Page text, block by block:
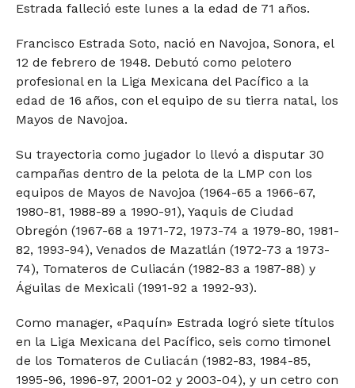
Estrada falleció este lunes a la edad de 71 años.
Francisco Estrada Soto, nació en Navojoa, Sonora, el
12 de febrero de 1948. Debutó como pelotero
profesional en la Liga Mexicana del Pacífico a la
edad de 16 años, con el equipo de su tierra natal, los
Mayos de Navojoa.
Su trayectoria como jugador lo llevó a disputar 30
campañas dentro de la pelota de la LMP con los
equipos de Mayos de Navojoa (1964-65 a 1966-67,
1980-81, 1988-89 a 1990-91), Yaquis de Ciudad
Obregón (1967-68 a 1971-72, 1973-74 a 1979-80, 1981-
82, 1993-94), Venados de Mazatlán (1972-73 a 1973-
74), Tomateros de Culiacán (1982-83 a 1987-88) y
Águilas de Mexicali (1991-92 a 1992-93).
Como manager, «Paquín» Estrada logró siete títulos
en la Liga Mexicana del Pacífico, seis como timonel
de los Tomateros de Culiacán (1982-83, 1984-85,
1995-96, 1996-97, 2001-02 y 2003-04), y un cetro con